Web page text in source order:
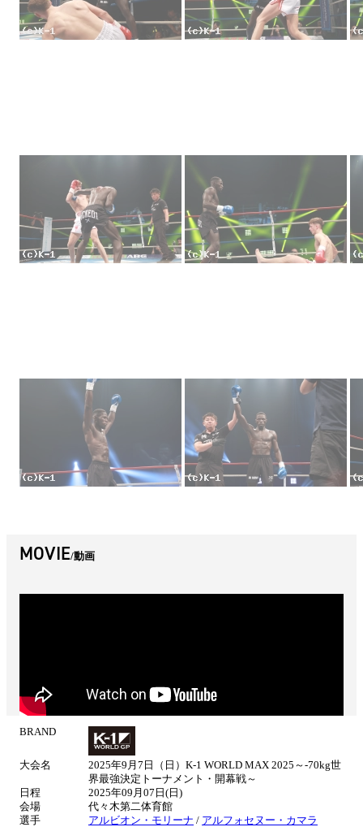
MOVIE 動画
BRAND
大会名
2025年9月7日（日）K-1 WORLD MAX 2025～-70kg世
界最強決定トーナメント・開幕戦～
日程
2025年09月07日(日)
会場
代々木第二体育館
選手
アルビオン・モリーナ / アルフォセヌー・カマラ